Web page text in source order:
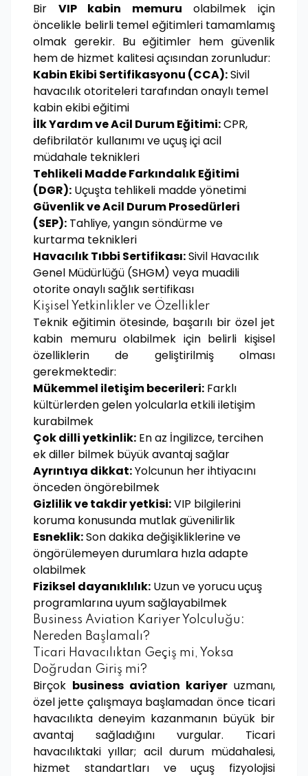
Bir VIP kabin memuru olabilmek için
öncelikle belirli temel eğitimleri tamamlamış
olmak gerekir. Bu eğitimler hem güvenlik
hem de hizmet kalitesi açısından zorunludur:
Kabin Ekibi Sertifikasyonu (CCA):Sivil
havacılık otoriteleri tarafından onaylı temel
kabin ekibi eğitimi
İlk Yardım ve Acil Durum Eğitimi:CPR,
defibrilatör kullanımı ve uçuş içi acil
müdahale teknikleri
Tehlikeli Madde Farkındalık Eğitimi
(DGR): Uçuşta tehlikeli madde yönetimi
Güvenlik ve Acil Durum Prosedürleri
(SEP): Tahliye, yangın söndürme ve
kurtarma teknikleri
Havacılık Tıbbi Sertifikası:Sivil Havacılık
Genel Müdürlüğü (SHGM) veya muadili
otorite onaylı sağlık sertifikası
Kişisel Yetkinlikler ve Özellikler
Teknik eğitimin ötesinde, başarılı bir özel jet
kabin memuru olabilmek için belirli kişisel
özelliklerin de geliştirilmiş olması
gerekmektedir:
Mükemmel iletişim becerileri: Farklı
kültürlerden gelen yolcularla etkili iletişim
kurabilmek
Çok dilli yetkinlik: En az İngilizce, tercihen
ek diller bilmek büyük avantaj sağlar
Ayrıntıya dikkat:Yolcunun her ihtiyacını
önceden öngörebilmek
Gizlilik ve takdir yetkisi:VIP bilgilerini
koruma konusunda mutlak güvenilirlik
Esneklik:Son dakika değişikliklerine ve
öngörülemeyen durumlara hızla adapte
olabilmek
Fiziksel dayanıklılık: Uzun ve yorucu uçuş
programlarına uyum sağlayabilmek
Business Aviation Kariyer Yolculuğu:
Nereden Başlamalı?
Ticari Havacılıktan Geçiş mi, Yoksa
Doğrudan Giriş mi?
Birçok business aviation kariyer uzmanı,
özel jette çalışmaya başlamadan önce ticari
havacılıkta deneyim kazanmanın büyük bir
avantaj sağladığını vurgular. Ticari
havacılıktaki yıllar; acil durum müdahalesi,
hizmet standartları ve uçuş fizyolojisi